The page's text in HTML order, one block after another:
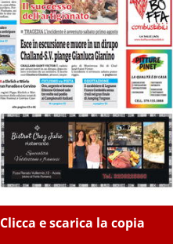
Clicca e scarica la copia